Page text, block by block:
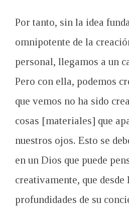
Por tanto, sin la idea
omnipotente de la
personal, llegamos a un
Pero con ella, podemos
que vemos no ha sido
cosas [materiales] que
nuestros ojos. Esto se
en un Dios que puede
creativamente, que
profundidades de su